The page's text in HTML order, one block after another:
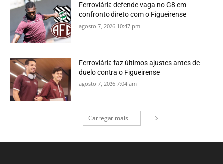
Ferroviária defende vaga no G8 em
confronto direto com o Figueirense
agosto 7, 2026 10:47 pm
Ferroviária faz últimos ajustes antes de
duelo contra o Figueirense
agosto 7, 2026 7:04 am
Carregar mais